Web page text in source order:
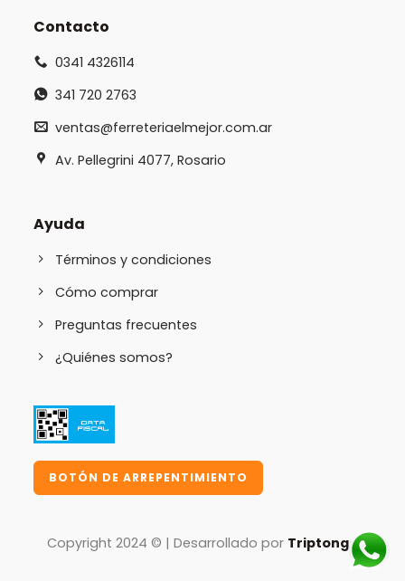
Contacto
0341 4326114
341 720 2763
ventas@ferreteriaelmejor.com.ar
Av. Pellegrini 4077, Rosario
Ayuda
Términos y condiciones
Cómo comprar
Preguntas frecuentes
¿Quiénes somos?
BOTÓN DE ARREPENTIMIENTO
Copyright 2024 © | Desarrollado por Triptongo